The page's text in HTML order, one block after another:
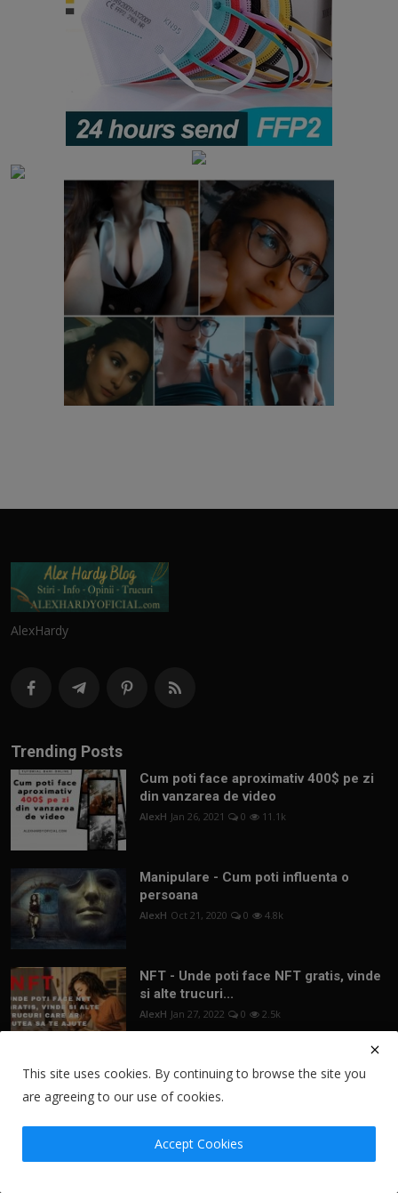
AlexHardy
Trending Posts
Cum poti face aproximativ 400$ pe zi
din vanzarea de video
AlexH Jan 26, 2021 0 11.1k
Manipulare - Cum poti influenta o
persoana
AlexH Oct 21, 2020 0 4.8k
NFT - Unde poti face NFT gratis, vinde
si alte trucuri...
AlexH Jan 27, 2022 0 2.5k
Newsletter
Join our subscribers list to get the
This site uses cookies. By continuing to browse the site you
are agreeing to our use of cookies.
Accept Cookies